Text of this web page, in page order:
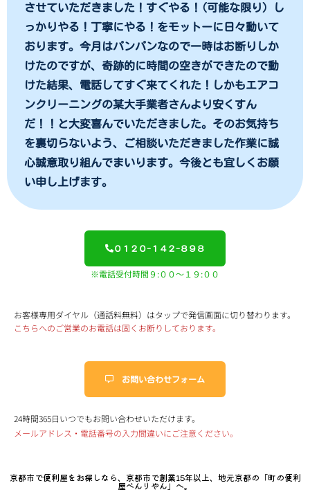
させていただきました！すぐやる！(可能な限り) し
っかりやる！丁寧にやる！をモットーに日々動いて
おります。今月はパンパンなので一時はお断りしか
けたのですが、奇跡的に時間の空きができたので動
けた結果、電話してすぐ来てくれた！しかもエアコ
ンクリーニングの某大手業者さんより安くすん
だ！！と大変喜んでいただきました。そのお気持ち
を裏切らないよう、ご相談いただきました作業に誠
心誠意取り組んでまいります。今後とも宜しくお願
い申し上げます。
０１２０-１４２-８９８
※電話受付時間９:００～１９:００
お客様専用ダイヤル（通話料無料）はタップで発信画面に切り替わります。
こちらへのご営業のお電話は固くお断りしております。
お問い合わせフォーム
24時間365日いつでもお問い合わせいただけます。
メールアドレス・電話番号の入力間違いにご注意ください。
京都市で便利屋をお探しなら、京都市で創業15年以上、地元京都の「町の便利
屋べんりやん」へ。